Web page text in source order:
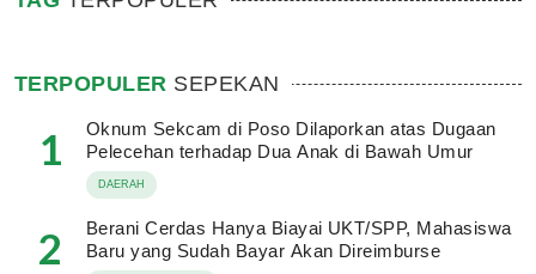
TERPOPULER SEPEKAN
1
Oknum Sekcam di Poso Dilaporkan atas Dugaan
Pelecehan terhadap Dua Anak di Bawah Umur
DAERAH
2
Berani Cerdas Hanya Biayai UKT/SPP, Mahasiswa
Baru yang Sudah Bayar Akan Direimburse